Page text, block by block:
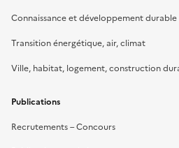
Connaissance et développement durable
Transition énergétique, air, climat
Ville, habitat, logement, construction
Publications
Recrutements – Concours